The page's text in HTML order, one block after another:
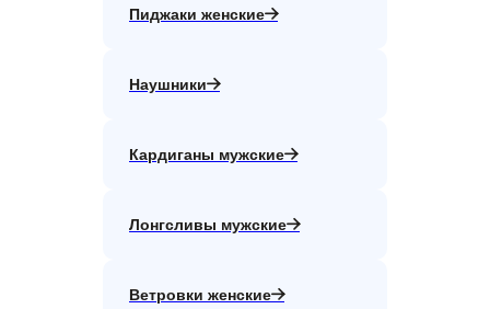
Пиджаки женские
Наушники
Кардиганы мужские
Лонгсливы мужские
Ветровки женские